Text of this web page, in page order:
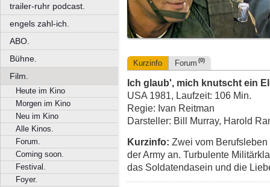
trailer-ruhr podcast.
engels zahl-ich.
ABO.
Bühne.
Film.
Heute im Kino
Morgen im Kino
Neu im Kino
Alle Kinos.
Forum.
Coming soon.
Festival.
Foyer.
Kurzinfo Forum (0)
Ich glaub', mich knutscht ein
USA 1981, Laufzeit: 106 Min.
Regie: Ivan Reitman
Darsteller: Bill Murray, Harold
Kurzinfo: Zwei vom
der Army an. Turbulente
das Soldatendasein und die